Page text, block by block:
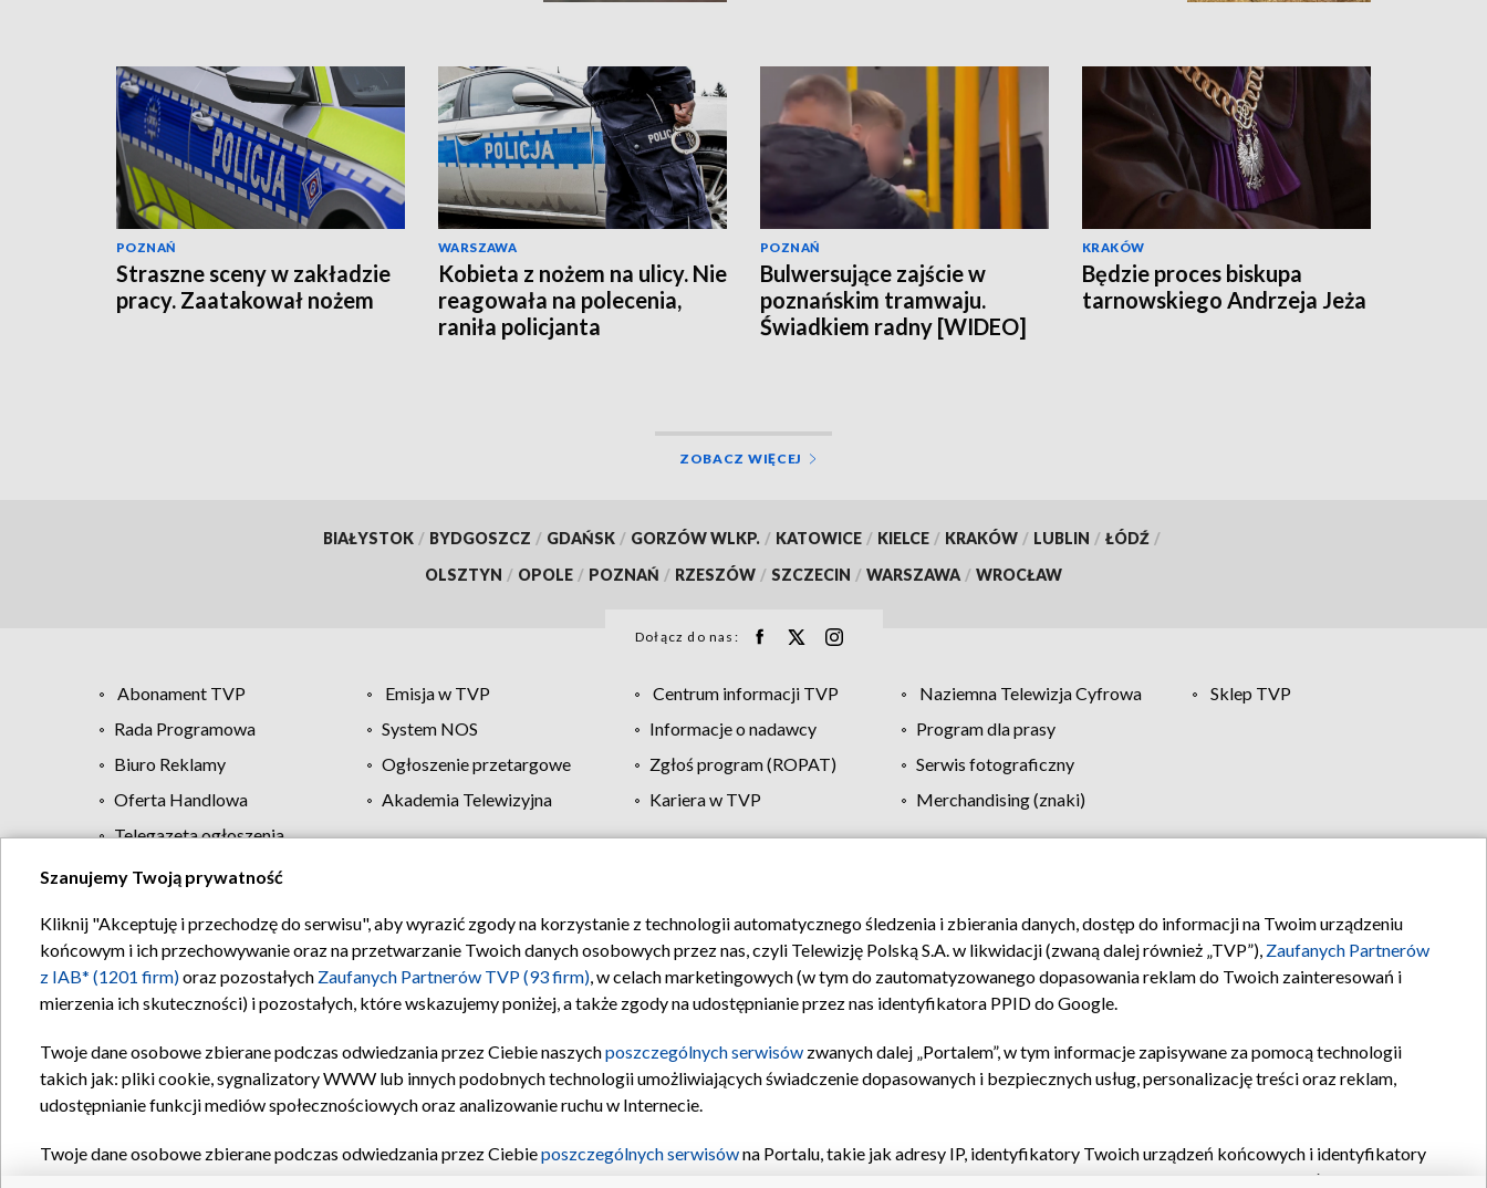
POZNAŃ
Straszne sceny w zakładzie
pracy. Zaatakował nożem
WARSZAWA
Kobieta z nożem na ulicy. Nie
reagowała na polecenia,
raniła policjanta
POZNAŃ
Bulwersujące zajście w
poznańskim tramwaju.
Świadkiem radny [WIDEO]
KRAKÓW
Będzie proces biskupa
tarnowskiego Andrzeja Jeża
ZOBACZ WIĘCEJ
BIAŁYSTOK / BYDGOSZCZ / GDAŃSK / GORZÓW WLKP. / KATOWICE / KIELCE / KRAKÓW / LUBLIN / ŁÓDŹ /
OLSZTYN / OPOLE / POZNAŃ / RZESZÓW / SZCZECIN / WARSZAWA / WROCŁAW
Dołącz do nas:
Abonament TVP Emisja w TVP Centrum informacji TVP Naziemna Telewizja Cyfrowa
Sklep TVP
Rada Programowa
System NOS Informacje o nadawcy
Program dla prasy
Biuro Reklamy
Ogłoszenie przetargowe Zgłoś program (ROPAT)
Serwis fotograficzny
Oferta Handlowa
Akademia Telewizyjna Kariera w TVP
Merchandising (znaki)
Telegazeta ogłoszenia
Regulamin TVP Polityka prywatności Moje zgody Pomoc Biuro reklamy Kontakt
Szanujemy Twoją prywatność
Kliknij "Akceptuję i przechodzę do serwisu", aby wyrazić zgody na korzystanie z technologii automatycznego śledzenia i zbierania danych, dostęp do informacji na Twoim urządzeniu
końcowym i ich przechowywanie oraz na przetwarzanie Twoich danych osobowych przez nas, czyli Telewizję Polską S.A. w likwidacji (zwaną dalej również „TVP”), Zaufanych Partnerów
z IAB* (1201 firm)oraz pozostałych Zaufanych Partnerów TVP (93 firm), w celach marketingowych (w tym do zautomatyzowanego dopasowania reklam do Twoich zainteresowań i
mierzenia ich skuteczności) i pozostałych, które wskazujemy poniżej, a także zgody na udostępnianie przez nas identyfikatora PPID do Google.
Twoje dane osobowe zbierane podczas odwiedzania przez Ciebie naszychposzczególnych serwisów zwanych dalej „Portalem”, w tym informacje zapisywane za pomocą technologii
takich jak: pliki cookie, sygnalizatory WWW lub innych podobnych technologii umożliwiających świadczenie dopasowanych i bezpiecznych usług, personalizację treści oraz reklam,
udostępnianie funkcji mediów społecznościowych oraz analizowanie ruchu w Internecie.
Twoje dane osobowe zbierane podczas odwiedzania przez Ciebieposzczególnych serwisówna Portalu, takie jak adresy IP, identyfikatory Twoich urządzeń końcowych i identyfikatory
oraz pozostałych